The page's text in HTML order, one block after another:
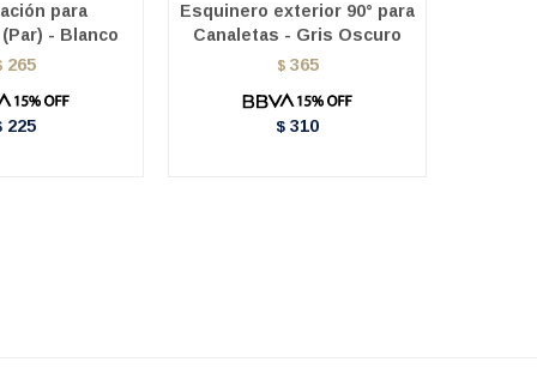
para
- Blanco
265
225
Esquinero exterior 90° para
Canaletas - Gris Oscuro
$ 365
$ 310